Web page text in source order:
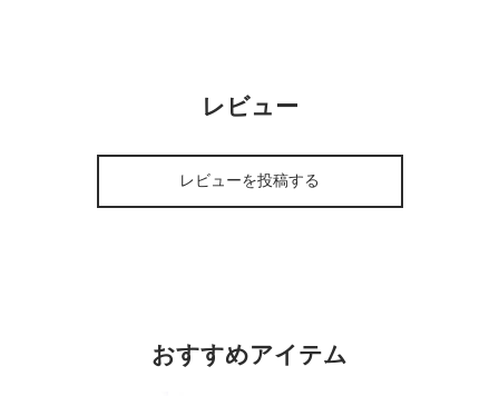
レビュー
レビューを投稿する
おすすめアイテム